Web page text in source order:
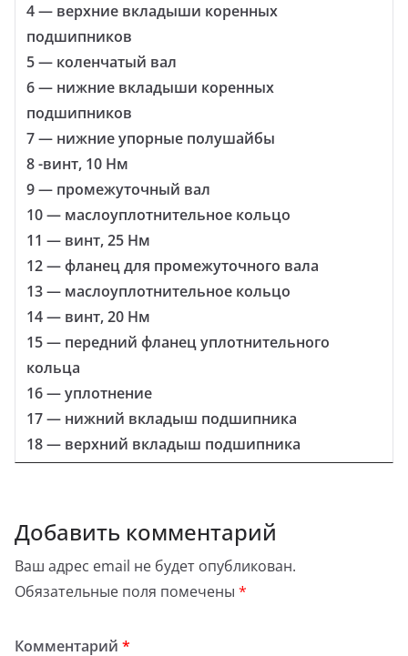
4 — верхние вкладыши коренных
подшипников
5 — коленчатый вал
6 — нижние вкладыши коренных
подшипников
7 — нижние упорные полушайбы
8 -винт, 10 Нм
9 — промежуточный вал
10 — маслоуплотнительное кольцо
11 — винт, 25 Нм
12 — фланец для промежуточного вала
13 — маслоуплотнительное кольцо
14 — винт, 20 Нм
15 — передний фланец уплотнительного
кольца
16 — уплотнение
17 — нижний вкладыш подшипника
18 — верхний вкладыш подшипника
Добавить комментарий
Ваш адрес email не будет опубликован.
Обязательные поля помечены *
Комментарий *